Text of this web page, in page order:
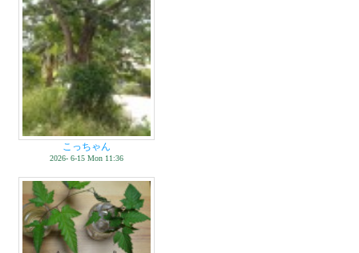
こっちゃん
2026- 6-15 Mon 11:36